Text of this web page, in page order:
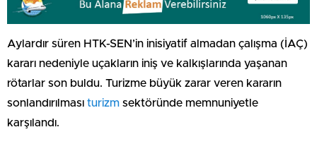
Aylardır süren HTK-SEN’in inisiyatif almadan çalışma (İAÇ)
kararı nedeniyle uçakların iniş ve kalkışlarında yaşanan
rötarlar son buldu. Turizme büyük zarar veren kararın
sonlandırılması turizm sektöründe memnuniyetle
karşılandı.